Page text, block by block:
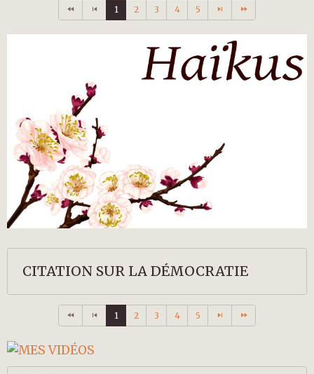
1 2 3 4 5
CITATION SUR LA DÉMOCRATIE
1 2 3 4 5